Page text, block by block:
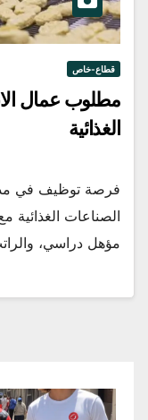
قطاع-خاص
مطلوب عمال
الغذائية
فرصة توظيف في
الصناعات الغذائية
مؤهل دراسي،